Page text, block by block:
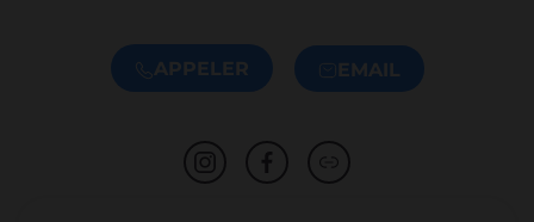
APPELER EMAIL